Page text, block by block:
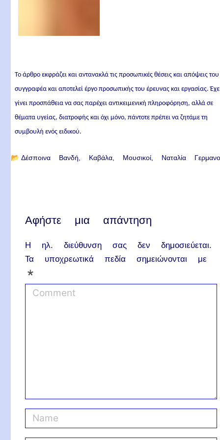
Το άρθρο εκφράζει και αντανακλά τις προσωπικές θέσεις και απόψεις του
συγγραφέα και αποτελεί έργο προσωπικής του έρευνας και εργασίας.
γίνει προσπάθεια να σας παρέχει αντικειμενική πληροφόρηση, αλλά σε
θέματα υγείας, διατροφής και όχι μόνο, πάντοτε πρέπει να ζητάμε τη
συμβουλή ενός ειδικού.
📂 Δέσποινα Βανδή Καβάλα Μουσικοί Ναταλία
Αφήστε μια απάντηση
Η ηλ. διεύθυνση σας δεν δημοσιεύεται.
Τα υποχρεωτικά πεδία σημειώνονται με
*
a